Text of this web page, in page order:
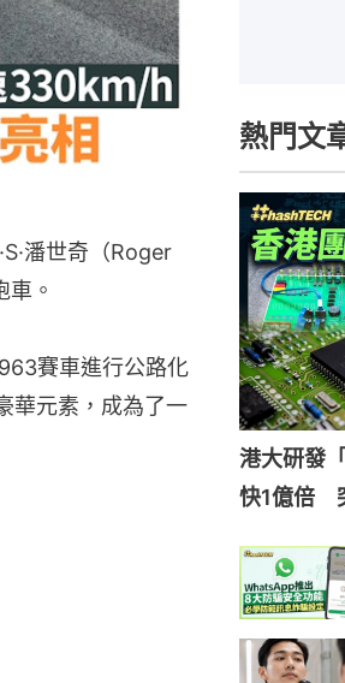
潘世奇（Roger
。
賽車進行公路化
華元素，成為了一
熱門文
港大研發
快1億倍